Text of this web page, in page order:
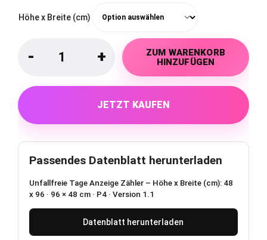
Höhe x Breite (cm)
- +
ZUM WARENKORB
HINZUFÜGEN
JETZT KAUFEN
Passendes Datenblatt herunterladen
Unfallfreie Tage Anzeige Zähler – Höhe x Breite (cm): 48
x 96 · 96 × 48 cm · P4 · Version 1.1
Datenblatt herunterladen